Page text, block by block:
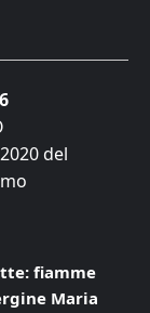
del
fiamme
Maria